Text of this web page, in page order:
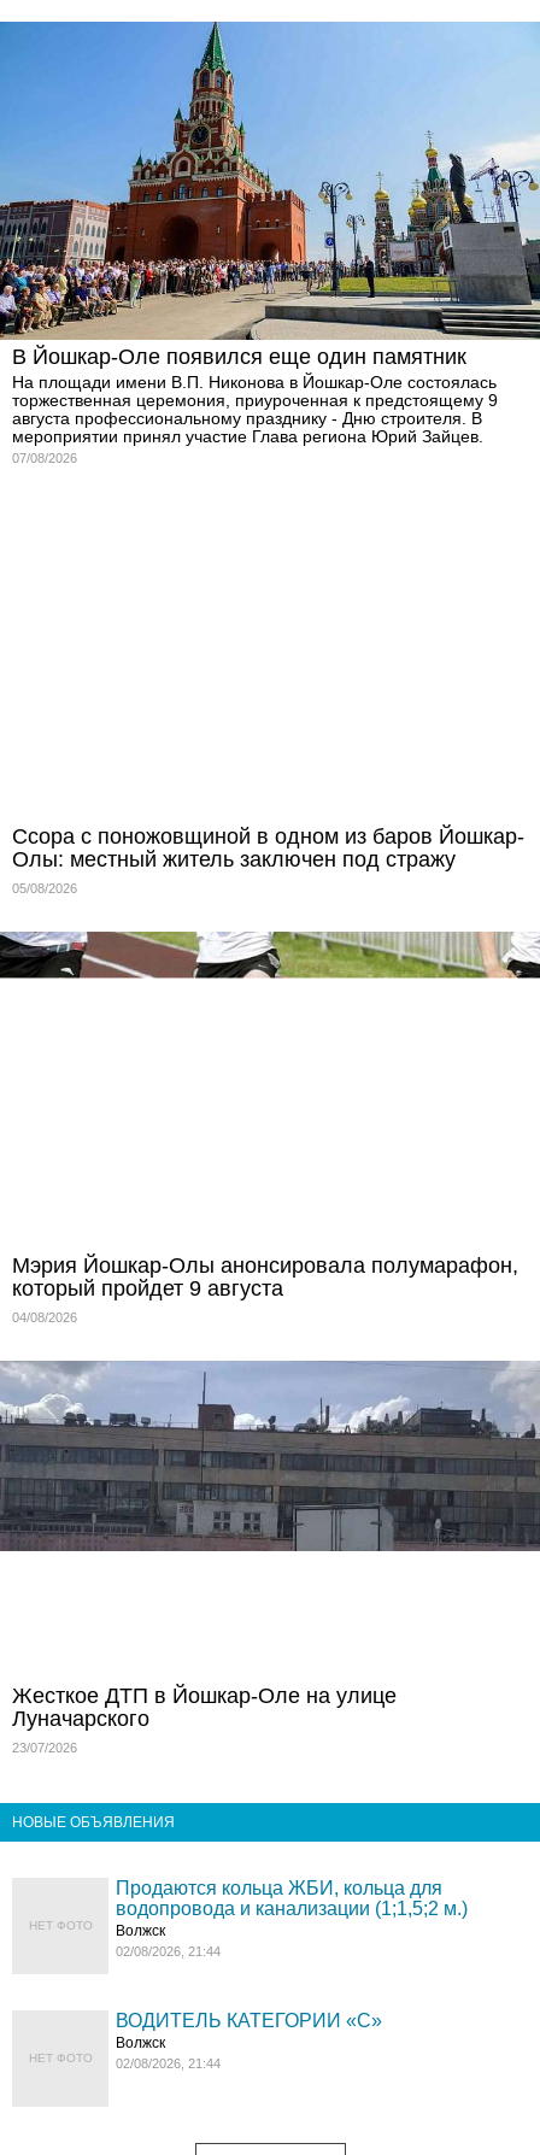
В Йошкар-Оле появился еще один памятник
На площади имени В.П. Никонова в Йошкар-Оле состоялась
торжественная церемония, приуроченная к предстоящему 9
августа профессиональному празднику - Дню строителя. В
мероприятии принял участие Глава региона Юрий Зайцев.
07/08/2026
Ссора с поножовщиной в одном из баров Йошкар-
Олы: местный житель заключен под стражу
05/08/2026
Мэрия Йошкар-Олы анонсировала полумарафон,
который пройдет 9 августа
04/08/2026
Жесткое ДТП в Йошкар-Оле на улице
Луначарского
23/07/2026
НОВЫЕ ОБЪЯВЛЕНИЯ
НЕТ ФОТО
Продаются кольца ЖБИ, кольца для
водопровода и канализации (1;1,5;2 м.)
Волжск
02/08/2026, 21:44
НЕТ ФОТО
ВОДИТЕЛЬ КАТЕГОРИИ «C»
Волжск
02/08/2026, 21:44